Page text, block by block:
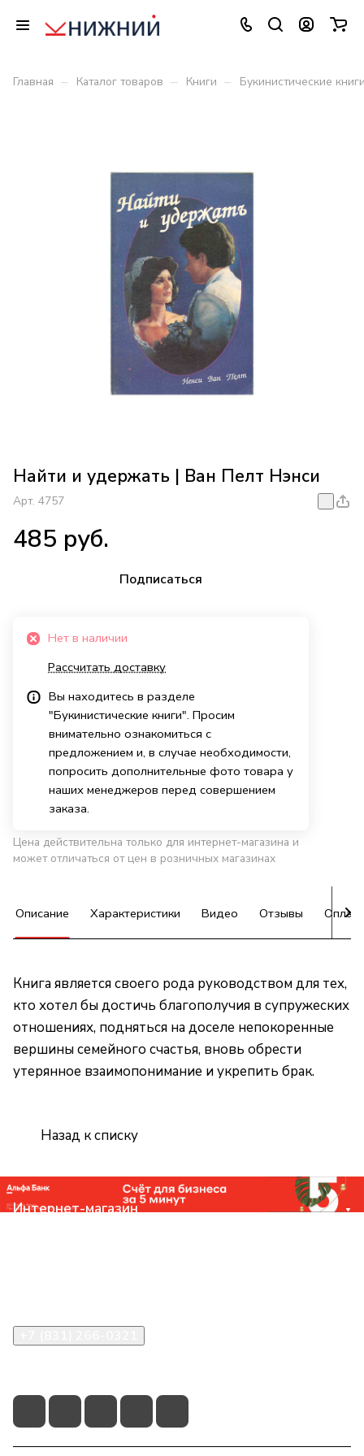
Главная – Каталог товаров – Книги – Букинистические
Найти и удержать | Ван Пелт Нэнси
Арт. 4757
485 руб.
Подписаться
Нет в наличии
Рассчитать доставку
Вы находитесь в разделе
"Букинистические книги". Просим
внимательно ознакомиться с
предложением и, в случае необходимости,
попросить дополнительные фото товара у
наших менеджеров перед совершением
заказа.
Цена действительна только для интернет-магазина и
может отличаться от цен в розничных магазинах
Описание Характеристики Видео Отзывы Оплата
Книга является своего рода руководством для тех,
кто хотел бы достичь благополучия в супружеских
отношениях, подняться на доселе непокоренные
вершины семейного счастья, вновь обрести
утерянное взаимопонимание и укрепить брак.
Назад к списку
Интернет-магазин